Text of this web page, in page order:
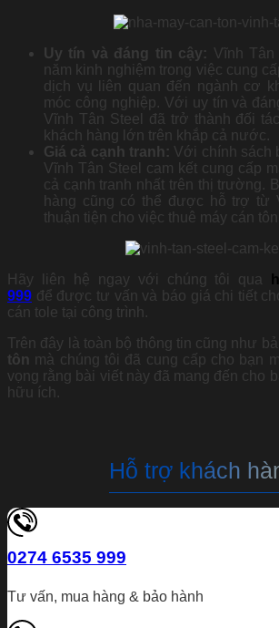
Uy tín và đáng tin cậy: Vĩnh
năm kinh nghiệm trong việc cung
dịch vụ liên quan đến ngành cơ
móc công nghiệp. Với uy tín và
Vĩnh Tân Steel đã trở thành đối
khách hàng lớn trên khắp cả nước.
Giá cả cạnh tranh: Với chính sách
Vĩnh Tân Steel cam kết cung cấp
cả cạnh tranh nhất trên thị trường.
hàng cũng có thể được hỗ trợ từ
thuận tiện cho việc thuê máy cán
Hãy liên hệ ngay với chúng tôi qua
999 để được tư vấn và báo giá chi tiết
cán tole tại công trình.
Trên đây là toàn bộ thông tin cũng như
tôn mà chúng tôi đã cung cấp cho bạn
vọng rằng bài viết này đã mang đến cho
hữu ích.
Hỗ trợ khách
0274 6535 999
Tư vấn, mua hàng & bảo hành